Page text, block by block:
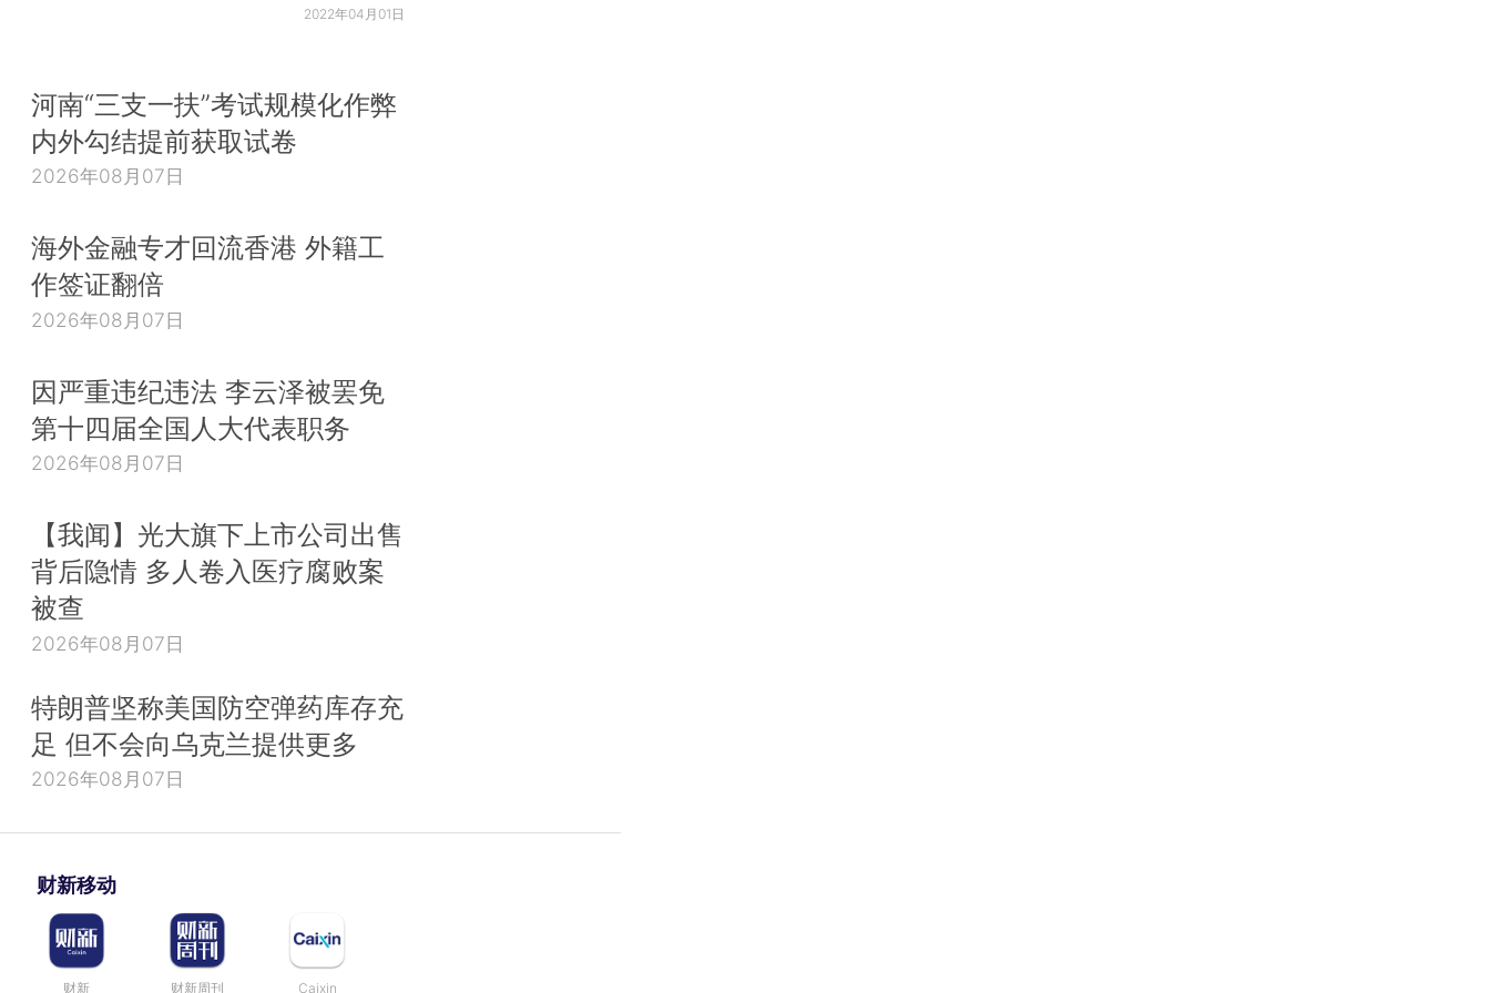
2022年04月01日
河南“三支一扶”考试规模化作弊
内外勾结提前获取试卷
2026年08月07日
海外金融专才回流香港 外籍工
作签证翻倍
2026年08月07日
因严重违纪违法 李云泽被罢免
第十四届全国人大代表职务
2026年08月07日
【我闻】光大旗下上市公司出售
背后隐情 多人卷入医疗腐败案
被查
2026年08月07日
特朗普坚称美国防空弹药库存充
足 但不会向乌克兰提供更多
2026年08月07日
财新移动
财新 财新周刊 Caixin